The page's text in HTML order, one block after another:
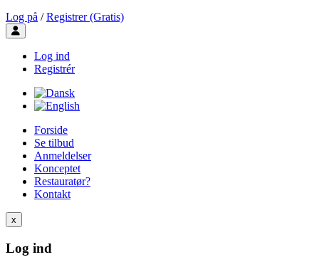
Log på / Registrer (Gratis)
Toggle user menu
Log ind
Registrér
Forside
Se tilbud
Anmeldelser
Konceptet
Restauratør?
Kontakt
x
Log ind